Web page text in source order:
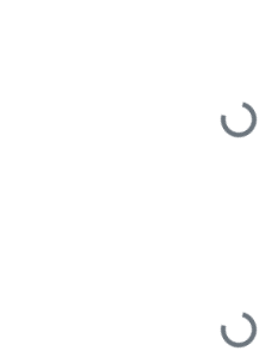
Loading...
Loading...